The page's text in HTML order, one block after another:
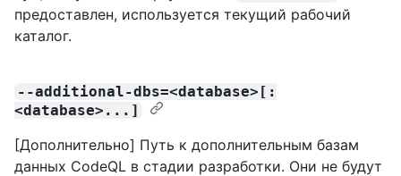
предоставлен, используется текущий рабочий
каталог.
--additional-dbs=<database>[:
<database>...]
[Дополнительно] Путь к дополнительным базам
данных CodeQL в стадии разработки. Они не будут